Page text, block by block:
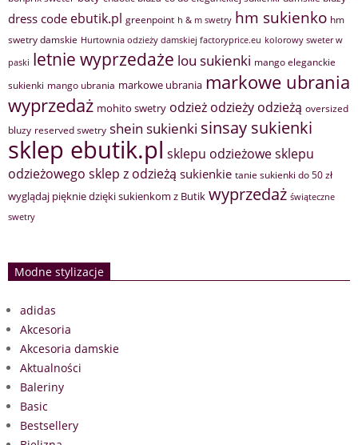
dress code ebutik.pl greenpoint h & m swetry hm sukienko hm
swetry damskie Hurtownia odzieży damskiej factoryprice.eu kolorowy sweter w
paski letnie wyprzedaże lou sukienki mango eleganckie
sukienki mango ubrania markowe ubrania markowe ubrania
wyprzedaż mohito swetry odzież odzieży odzieżą oversized
bluzy reserved swetry shein sukienki sinsay sukienki
sklep ebutik.pl sklepu odzieżowesklepu
odzieżowego sklep z odzieżą sukienkie tanie sukienki do 50 zł
wyglądaj pięknie dzięki sukienkom z Butik wyprzedaż świąteczne
swetry
Modne stylizacje
adidas
Akcesoria
Akcesoria damskie
Aktualności
Baleriny
Basic
Bestsellery